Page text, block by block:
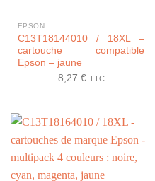
EPSON
C13T18144010 / 18XL –
cartouche compatible
Epson – jaune
8,27 € TTC